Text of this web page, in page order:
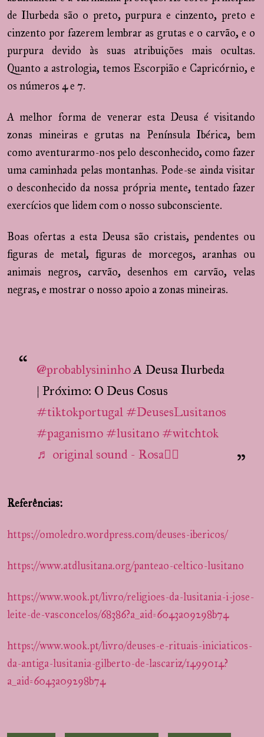
de Ilurbeda são o preto, purpura e cinzento, preto e
cinzento por fazerem lembrar as grutas e o carvão, e o
purpura devido às suas atribuições mais ocultas.
Quanto a astrologia, temos Escorpião e Capricórnio, e
os números 4 e 7.
A melhor forma de venerar esta Deusa é visitando
zonas mineiras e grutas na Península Ibérica, bem
como aventurarmo-nos pelo desconhecido, como fazer
uma caminhada pelas montanhas. Pode-se ainda visitar
o desconhecido da nossa própria mente, tentado fazer
exercícios que lidem com o nosso subconsciente.
Boas ofertas a esta Deusa são cristais, pendentes ou
figuras de metal, figuras de morcegos, aranhas ou
animais negros, carvão, desenhos em carvão, velas
negras, e mostrar o nosso apoio a zonas mineiras.
@probablysininhoA Deusa Ilurbeda
| Próximo: O Deus Cosus
#tiktokportugal #DeusesLusitanos
#paganismo #lusitano #witchtok
♬ original sound - Rosa🧚‍♀️
Referências:
https://omoledro.wordpress.com/deuses-ibericos/
https://www.atdlusitana.org/panteao-celtico-lusitano
https://www.wook.pt/livro/religioes-da-lusitania-i-jose-
leite-de-vasconcelos/68386?a_aid=6043a09298b74
https://www.wook.pt/livro/deuses-e-rituais-iniciaticos-
da-antiga-lusitania-gilberto-de-lascariz/1499014?
a_aid=6043a09298b74